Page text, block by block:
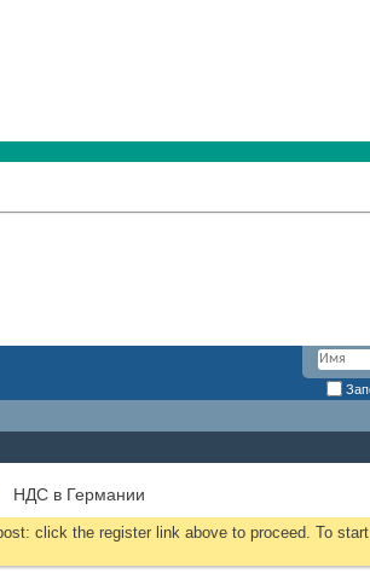
НДС в Германии
click the register link above to proceed. To